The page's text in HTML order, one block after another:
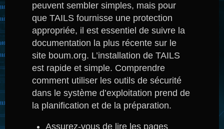
peuvent sembler simples, mais pour
que TAILS fournisse une protection
appropriée, il est essentiel de suivre la
documentation la plus récente sur le
site boum.org. L’installation de TAILS
est rapide et simple. Comprendre
comment utiliser les outils de sécurité
dans le système d’exploitation prend de
la planification et de la préparation.
Assurez-vous de lire les pages